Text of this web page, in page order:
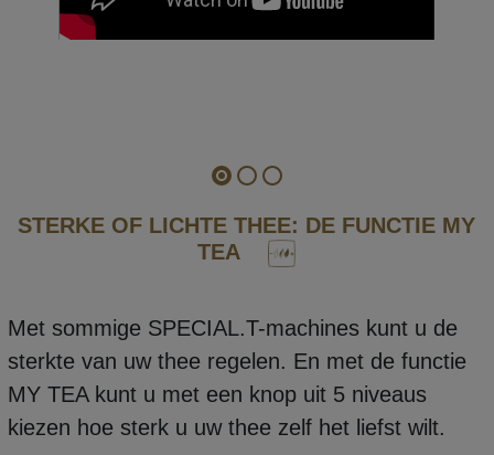
STERKE OF LICHTE THEE: DE FUNCTIE MY
TEA
Met sommige SPECIAL.T-machines kunt u de
sterkte van uw thee regelen. En met de functie
MY TEA kunt u met een knop uit 5 niveaus
kiezen hoe sterk u uw thee zelf het liefst wilt.